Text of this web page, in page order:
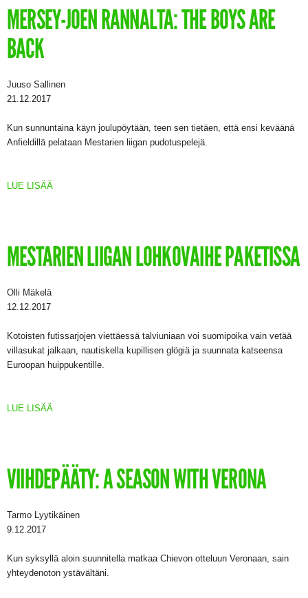
MERSEY-JOEN RANNALTA: THE BOYS ARE
BACK
Juuso Sallinen
21.12.2017
Kun sunnuntaina käyn joulupöytään, teen sen tietäen, että ensi keväänä
Anfieldillä pelataan Mestarien liigan pudotuspelejä.
LUE LISÄÄ
MESTARIEN LIIGAN LOHKOVAIHE PAKETISSA
Olli Mäkelä
12.12.2017
Kotoisten futissarjojen viettäessä talviuniaan voi suomipoika vain vetää
villasukat jalkaan, nautiskella kupillisen glögiä ja suunnata katseensa
Euroopan huippukentille.
LUE LISÄÄ
VIIHDEPÄÄTY: A SEASON WITH VERONA
Tarmo Lyytikäinen
9.12.2017
Kun syksyllä aloin suunnitella matkaa Chievon otteluun Veronaan, sain
yhteydenoton ystävältäni.